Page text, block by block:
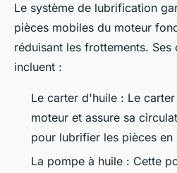
Le système de lubrification
pièces mobiles du moteur
réduisant les frottements. Ses
incluent :
Le carter d'huile : Le
moteur et assure sa
pour lubrifier les pièces en
La pompe à huile : Cette